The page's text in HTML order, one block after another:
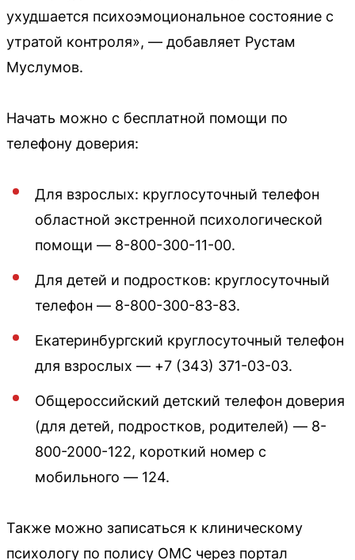
ухудшается психоэмоциональное состояние с
утратой контроля», — добавляет Рустам
Муслумов.
Начать можно с бесплатной помощи по
телефону доверия:
Для взрослых: круглосуточный телефон
областной экстренной психологической
помощи — 8-800-300-11-00.
Для детей и подростков: круглосуточный
телефон — 8-800-300-83-83.
Екатеринбургский круглосуточный телефон
для взрослых — +7 (343) 371-03-03.
Общероссийский детский телефон доверия
(для детей, подростков, родителей) — 8-
800-2000-122, короткий номер с
мобильного — 124.
Также можно записаться к клиническому
психологу по полису ОМС через портал